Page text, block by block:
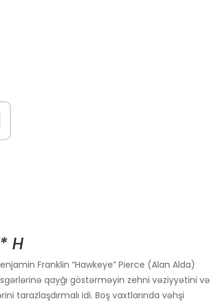
H
Franklin “Hawkeye” Pierce (Alan Alda)
qayğı göstərməyin zehni vəziyyətini və
tarazlaşdırmalı idi. Boş vaxtlarında vəhşi